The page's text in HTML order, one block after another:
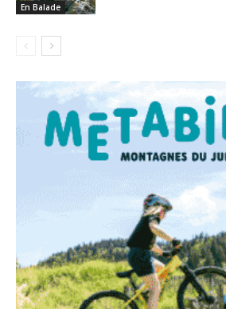
En Balade